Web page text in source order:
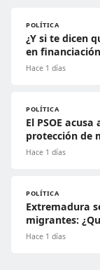
POLÍTICA
¿Y si te dicen
en
Hace 1 días
POLÍTICA
El PSOE
protección de
Hace 1 días
POLÍTICA
Extremadura
migrantes:
Hace 1 días